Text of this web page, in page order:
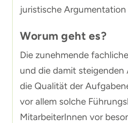
juristische
Worum geht es?
Die zunehmende
und die damit steigenden
die Qualität der
vor allem solche
MitarbeiterInnen vor